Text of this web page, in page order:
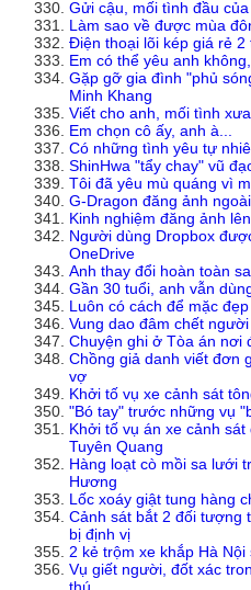
Gửi cậu, mối tình đầu của
Làm sao về được mùa
Điện thoại lõi kép giá rẻ 2
Em có thể yêu anh
Gặp gỡ gia đình "phủ
Minh Khang
Viết cho anh, mối tình xưa
Em chọn cô ấy, anh à...
Có những tình yêu tự
ShinHwa "tẩy chay" vũ
Tôi đã yêu mù quáng vì
G-Dragon đăng ảnh
Kinh nghiệm đăng ảnh
Người dùng Dropbox
OneDrive
Anh thay đổi hoàn toàn
Gần 30 tuổi, anh vẫn
Luôn có cách để mặc
Vung dao đâm chết
Chuyện ghi ở Tòa án nơi
Chồng giả danh viết đơn
vợ
Khởi tố vụ xe cảnh sát
"Bó tay" trước những vụ
Khởi tố vụ án xe cảnh
Tuyên Quang
Hàng loạt cò mồi sa lưới
Hương
Lốc xoáy giật tung hàng
Cảnh sát bắt 2 đối tượng
bị định vị
2 kẻ trộm xe khắp Hà
Vụ giết người, đốt xác